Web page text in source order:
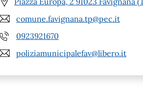
comune.favignana.tp@pec.it
0923921670
poliziamunicipalefav@libero.it